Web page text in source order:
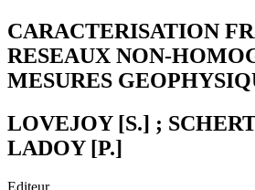
CARACTERISATION
RESEAUX NON-
MESURES
LOVEJOY [S.] ;
LADOY [P.]
Editeur